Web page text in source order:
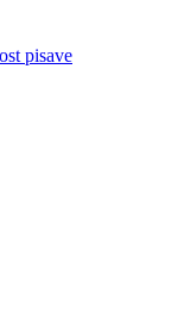
pisave